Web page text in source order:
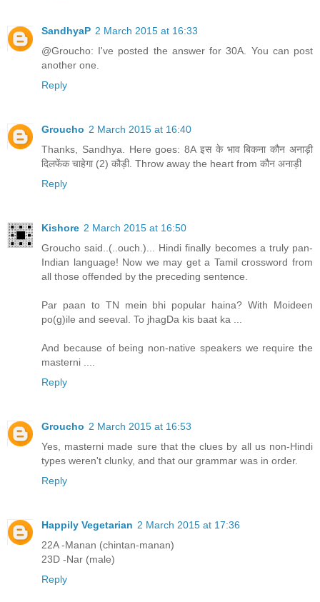
SandhyaP 2 March 2015 at 16:33
@Groucho: I've posted the answer for 30A. You can post
another one.
Reply
Groucho 2 March 2015 at 16:40
Thanks, Sandhya. Here goes: 8A इस के भाव बिकना कौन अनाड़ी
दिलफेंक चाहेगा (2) कौड़ी. Throw away the heart from कौन अनाड़ी
Reply
Kishore 2 March 2015 at 16:50
Groucho said..(..ouch.)... Hindi finally becomes a truly pan-
Indian language! Now we may get a Tamil crossword from
all those offended by the preceding sentence.
Par paan to TN mein bhi popular haina? With Moideen
po(g)ile and seeval. To jhagDa kis baat ka ...
And because of being non-native speakers we require the
masterni ....
Reply
Groucho 2 March 2015 at 16:53
Yes, masterni made sure that the clues by all us non-Hindi
types weren't clunky, and that our grammar was in order.
Reply
Happily Vegetarian 2 March 2015 at 17:36
22A -Manan (chintan-manan)
23D -Nar (male)
Reply